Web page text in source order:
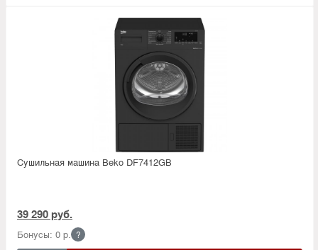
Сушильная машина Beko DF7412GB
39 290 руб.
Бонусы: 0 р. ?